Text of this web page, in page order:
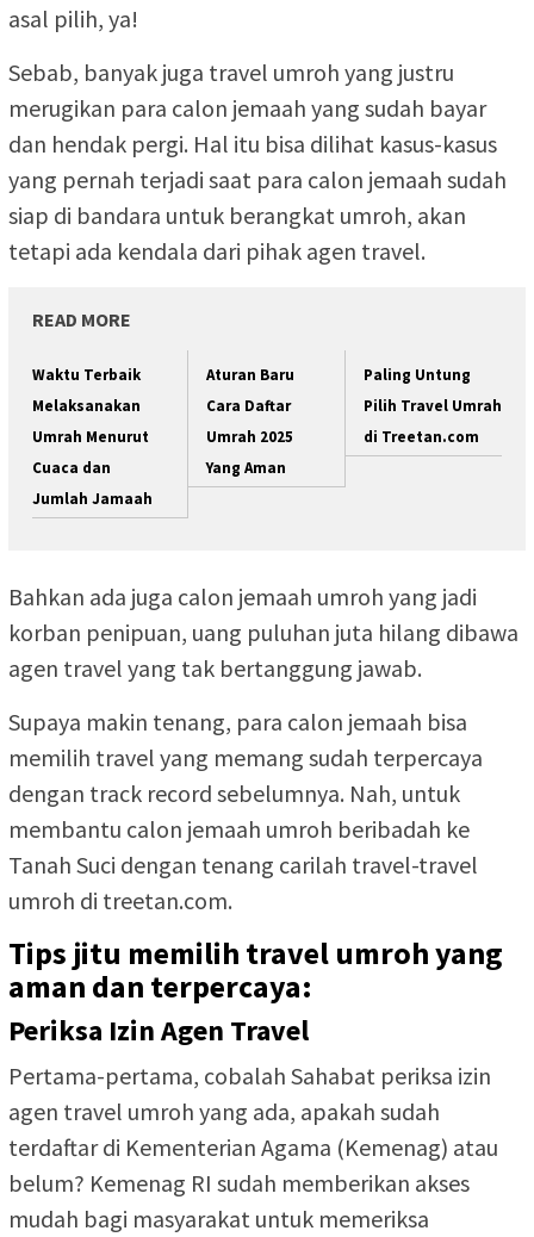
asal pilih, ya!
Sebab, banyak juga travel umroh yang justru
merugikan para calon jemaah yang sudah bayar
dan hendak pergi. Hal itu bisa dilihat kasus-kasus
yang pernah terjadi saat para calon jemaah sudah
siap di bandara untuk berangkat umroh, akan
tetapi ada kendala dari pihak agen travel.
READ MORE
Waktu Terbaik
Melaksanakan
Umrah Menurut
Cuaca dan
Jumlah Jamaah
Aturan Baru
Cara Daftar
Umrah 2025
Yang Aman
Paling Untung
Pilih Travel Umrah
di Treetan.com
Bahkan ada juga calon jemaah umroh yang jadi
korban penipuan, uang puluhan juta hilang dibawa
agen travel yang tak bertanggung jawab.
Supaya makin tenang, para calon jemaah bisa
memilih travel yang memang sudah terpercaya
dengan track record sebelumnya. Nah, untuk
membantu calon jemaah umroh beribadah ke
Tanah Suci dengan tenang carilah travel-travel
umroh di treetan.com.
Tips jitu memilih travel umroh yang
aman dan terpercaya:
Periksa Izin Agen Travel
Pertama-pertama, cobalah Sahabat periksa izin
agen travel umroh yang ada, apakah sudah
terdaftar di Kementerian Agama (Kemenag) atau
belum? Kemenag RI sudah memberikan akses
mudah bagi masyarakat untuk memeriksa